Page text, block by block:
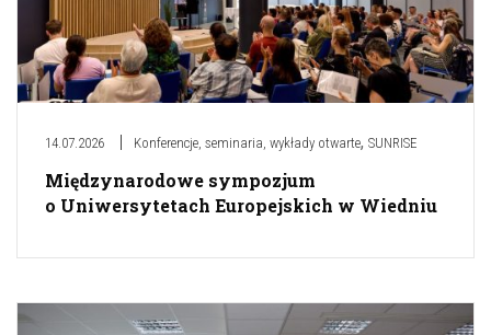
14.07.2026 Konferencje, seminaria, wykłady otwarte, SUNRISE
Międzynarodowe sympozjum
o Uniwersytetach Europejskich w Wiedniu